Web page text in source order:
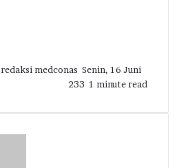
redaksi medconas Senin, 16 Juni
233 1 minute read